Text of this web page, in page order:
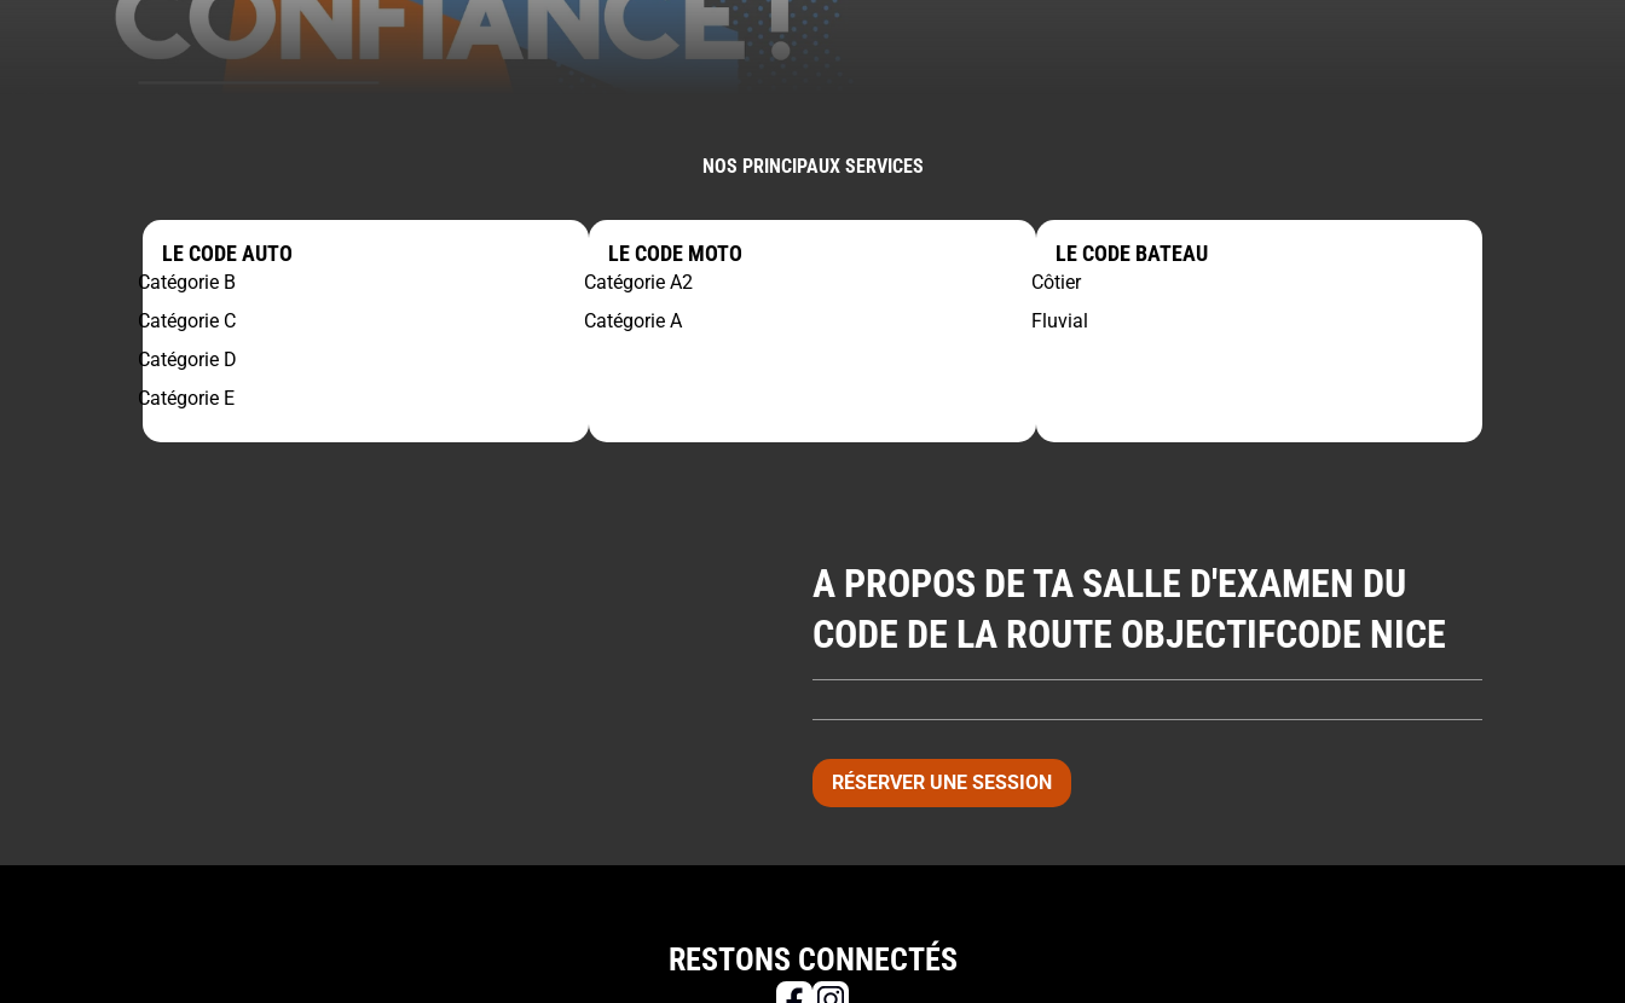
NOS PRINCIPAUX SERVICES
LE CODE AUTO
Catégorie B
Catégorie C
Catégorie D
Catégorie E
LE CODE MOTO
Catégorie A2
Catégorie A
LE CODE BATEAU
Côtier
Fluvial
A PROPOS DE TA SALLE D'EXAMEN DU
CODE DE LA ROUTE OBJECTIFCODE NICE
RÉSERVER UNE SESSION
RESTONS CONNECTÉS